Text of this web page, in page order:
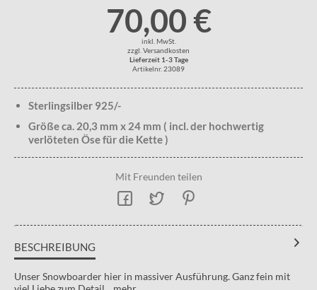
70,00 €
inkl. MwSt.
zzgl. Versandkosten
Lieferzeit 1-3 Tage
Artikelnr. 23089
Sterlingsilber 925/-
Größe ca. 20,3 mm x 24 mm ( incl. der hochwertig
verlöteten Öse für die Kette )
Mit Freunden teilen
BESCHREIBUNG
Unser Snowboarder hier in massiver Ausführung. Ganz fein mit